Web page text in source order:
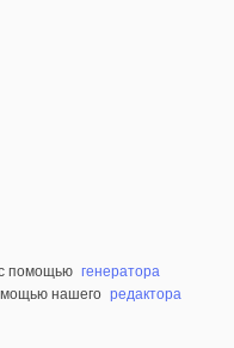
помощью генератора
нашего редактора